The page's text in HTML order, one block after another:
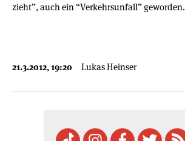
zieht”, auch ein “Verkehrsunfall” geworden.
21.3.2012, 19:20 Lukas Heinser